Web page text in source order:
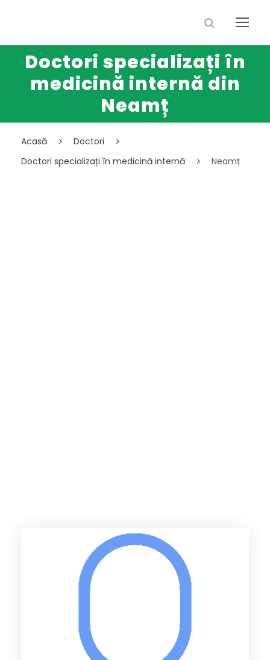
Doctori specializați în
medicină internă din
Neamț
Acasă
Doctori
Doctori specializați în medicină internă
Neamț